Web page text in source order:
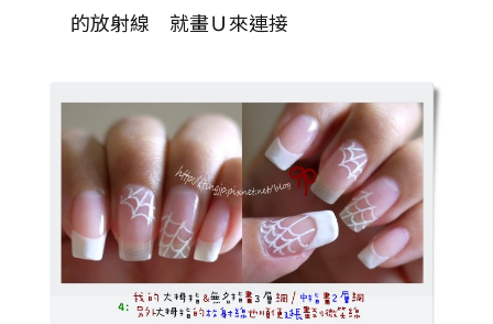
的放射線 就畫Ｕ來連接